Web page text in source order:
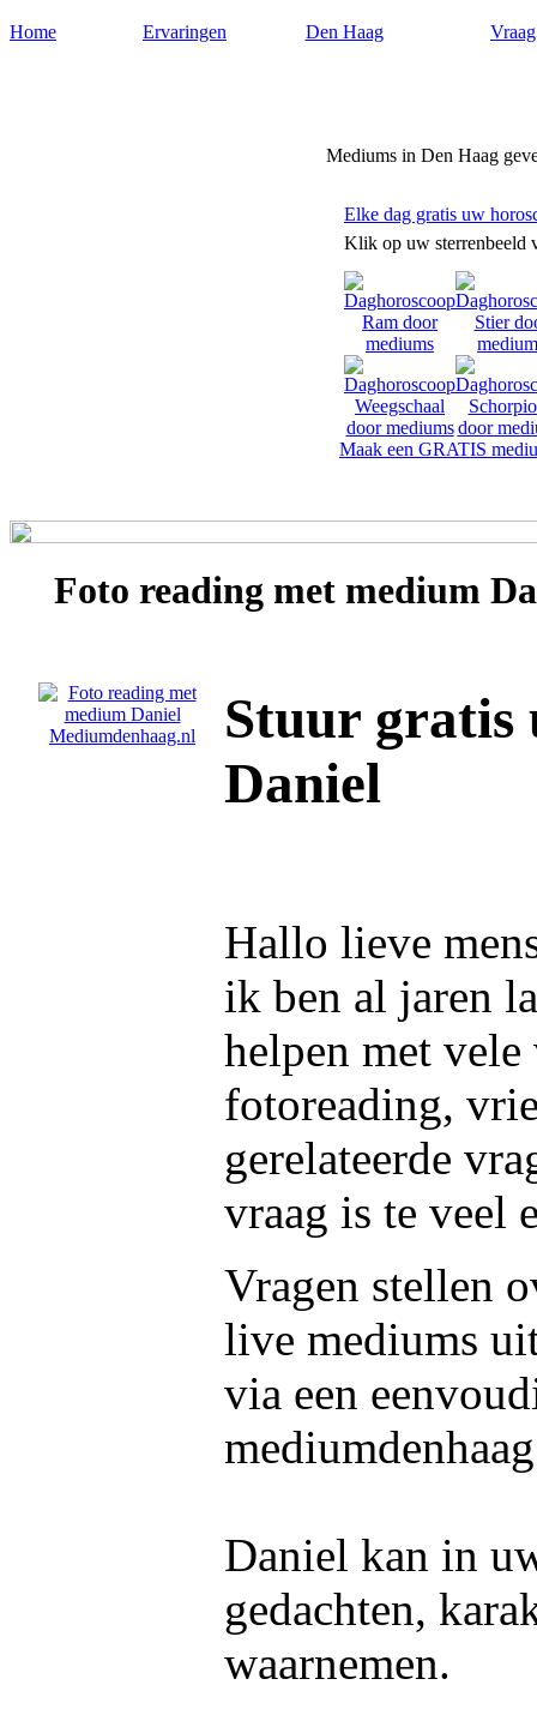
Home Ervaringen Den Haag
Mediums in Den Haag
Elke dag gratis uw
Klik op uw sterrenbeeld
Maak een GRATIS
Foto reading met medium
Stuur gratis
Daniel
Hallo lieve
ik ben al jaren
helpen met
fotoreading,
gerelateerde
vraag is te veel
Vragen stellen
live mediums
via een
Daniel kan in
gedachten,
waarnemen.